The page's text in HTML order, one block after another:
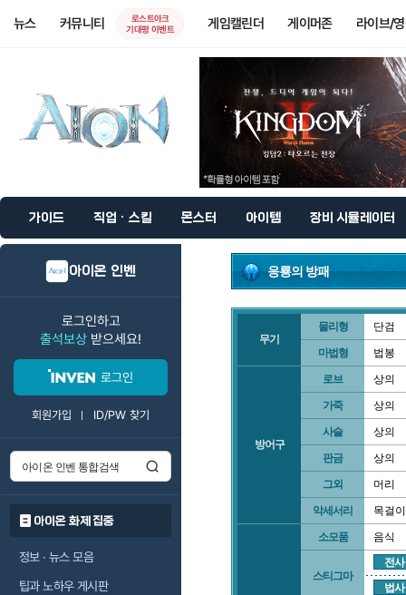
뉴스 커뮤니티
로스트아크
기대평 이벤트
게임캘린더 게이머존 라이브/
가이드 직업 · 스킬 몬스터 아이템 장비 시뮬레이터
아이온 인벤
로그인하고
출석보상 받으세요!
로그인
회원가입 ID/PW 찾기
아이온 화제 집중
정보 · 뉴스 모음
팁과 노하우 게시판
응룡의 방패
무기
물리형 단검
마법형 법봉
방어구
로브 상의
가죽 상의
사슬 상의
판금 상의
그외 머리
악세서리 목걸이
소모품 음식
스티그마
전사
법사